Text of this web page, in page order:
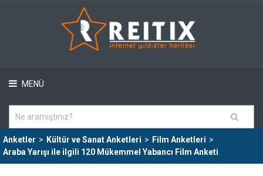
MENÜ
Anketler > Kültür ve Sanat Anketleri > Film Anketleri >
Araba Yarışı ile ilgili 120 Mükemmel Yabancı Film Anketi